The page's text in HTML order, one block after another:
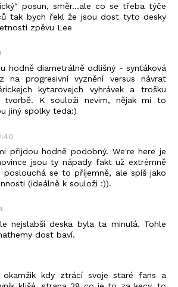
posun, směr...ale co se třeba týče
tak bych řekl že jsou dost tyto desky
zpěvu Lee
hodně diametrálně odlišný - synťáková
na progresivní vyznění versus návrat
kytarovejch vyhrávek a trošku
tvorbě. K souloži nevim, nějak mi to
jiný spolky teda:)
přijdou hodně podobný. We're here je
jsou ty nápady fakt už extrémně
poslouchá se to příjemně, ale spíš jako
(ideálně k souloži :)).
nejslabší deska byla ta minulá. Tohle
dost baví.
kdy ztrácí svoje staré fans a